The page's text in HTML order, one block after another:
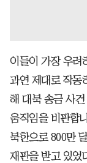
이들이 가장 우려
과연 제대로 작동
해 대북 송금 사
움직임을 비판합
북한으로 800만
재판을 받고 있었